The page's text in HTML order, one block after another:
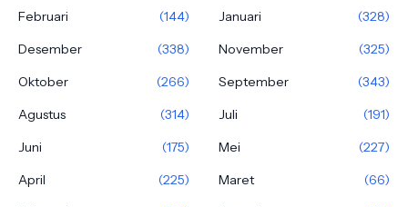
Februari
(144) Januari
(328)
Desember
(338) November
(325)
Oktober
(266) September
(343)
Agustus
(314) Juli
(191)
Juni
(175) Mei
(227)
April
(225) Maret
(66)